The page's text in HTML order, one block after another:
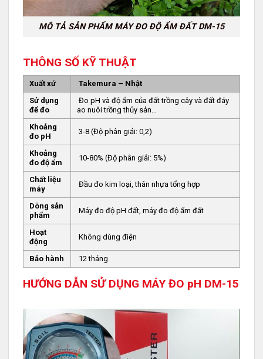
MÔ TẢ SẢN PHẨM MÁY ĐO ĐỘ ẨM ĐẤT DM-15
THÔNG SỐ KỸ THUẬT
Xuất xứ
Takemura – Nhật
Sử dụng
để đo
Đo pH và độ ẩm của đất trồng cây và đất đáy
ao nuôi trồng thủy sản…
Khoảng
đo pH
3-8 (Độ phân giải: 0,2)
Khoảng
đo độ ẩm
10-80% (Độ phân giải: 5%)
Chất liệu
máy
Đầu đo kim loại, thân nhựa tổng hợp
Dòng sản
phẩm
Máy đo độ pH đất, máy đo độ ẩm đất
Hoạt
động
Không dùng điện
Bảo hành 12 tháng
HƯỚNG DẪN SỬ DỤNG MÁY ĐO pH DM-15